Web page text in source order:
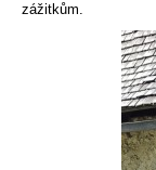
zážitkům.